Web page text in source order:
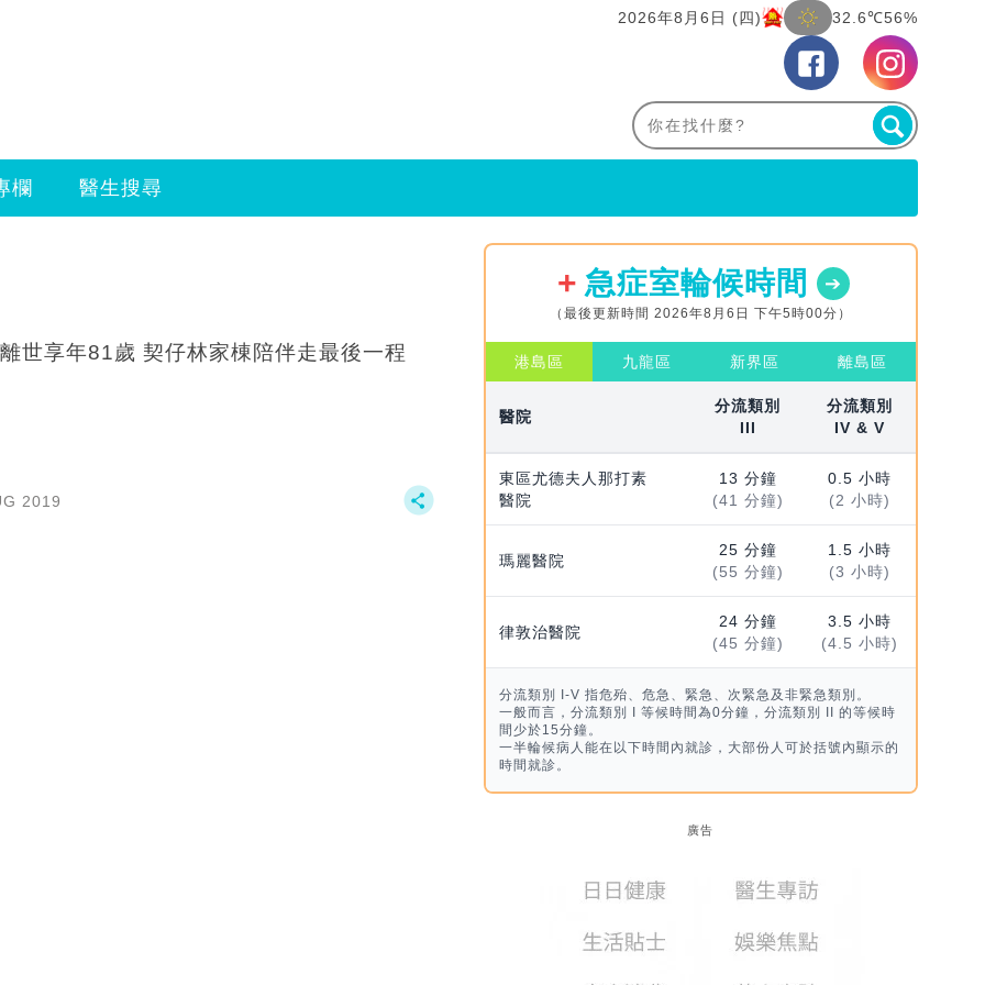
2026年8月6日 (四) 32.6℃56%
欄 醫生搜尋
世享年81歲 契仔林家棟陪伴走最後一程
2019
急症室輪候時間
（最後更新時間 2026年8月6日 下午5時00分）
港島區 九龍區 新界區 離島區
醫院
分流類別
III
分流類別
IV & V
東區尤德夫人那打素
醫院
13 分鐘
(41 分鐘)
0.5 小時
(2 小時)
瑪麗醫院
25 分鐘
(55 分鐘)
1.5 小時
(3 小時)
律敦治醫院
24 分鐘
(45 分鐘)
3.5 小時
(4.5 小時)
分流類別 I-V 指危殆、危急、緊急、次緊急及非緊急類別。
一般而言，分流類別 I 等候時間為0分鐘，分流類別 II 的等候時
間少於15分鐘。
一半輪候病人能在以下時間內就診，大部份人可於括號內顯示的
時間就診。
廣告